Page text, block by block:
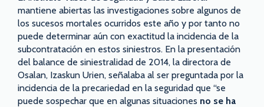
mantiene abiertas las investigaciones sobre algunos de
los sucesos mortales ocurridos este año y por tanto no
puede determinar aún con exactitud la incidencia de la
subcontratación en estos siniestros. En la presentación
del balance de siniestralidad de 2014, la directora de
Osalan, Izaskun Urien, señalaba al ser preguntada por la
incidencia de la precariedad en la seguridad que “se
puede sospechar que en algunas situaciones no se ha